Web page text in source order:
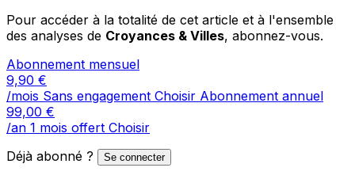
Pour accéder à la totalité de cet article et à l'ensemble
des analyses de Croyances & Villes, abonnez-vous.
Abonnement mensuel
9,90 €
/mois Sans engagement Choisir Abonnement annuel
99,00 €
/an 1 mois offert Choisir
Déjà abonné ?
Se connecter